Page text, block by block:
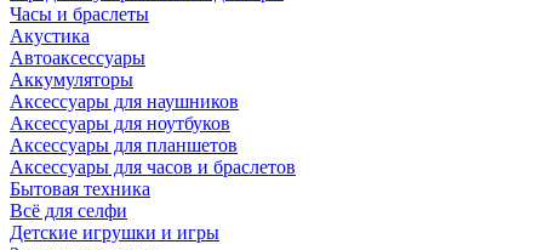
Часы и браслеты
Акустика
Автоаксессуары
Аккумуляторы
Аксессуары для наушников
Аксессуары для ноутбуков
Аксессуары для планшетов
Аксессуары для часов и браслетов
Бытовая техника
Всё для селфи
Детские игрушки и игры